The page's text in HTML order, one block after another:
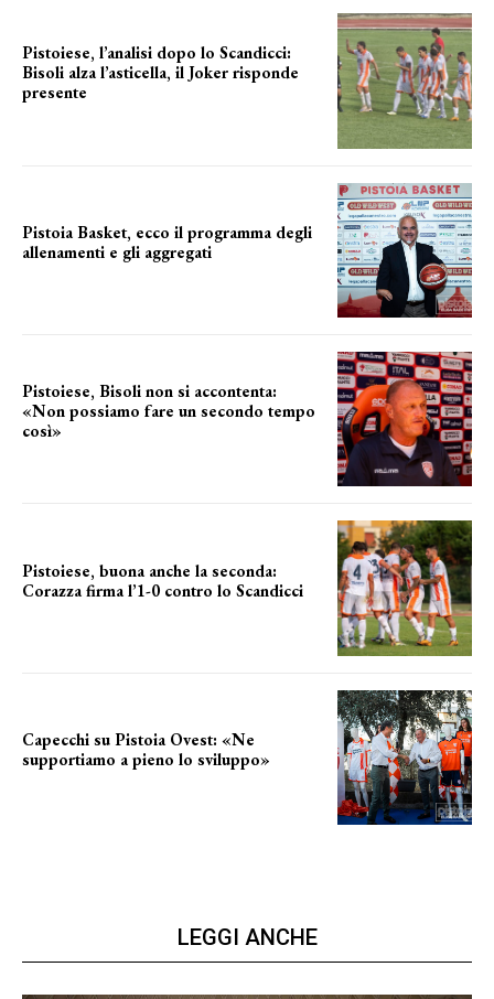
Pistoiese, l’analisi dopo lo Scandicci:
Bisoli alza l’asticella, il Joker risponde
presente
Pistoia Basket, ecco il programma degli
allenamenti e gli aggregati
Pistoiese, Bisoli non si accontenta:
«Non possiamo fare un secondo tempo
così»
Pistoiese, buona anche la seconda:
Corazza firma l’1-0 contro lo Scandicci
Capecchi su Pistoia Ovest: «Ne
supportiamo a pieno lo sviluppo»
LEGGI ANCHE